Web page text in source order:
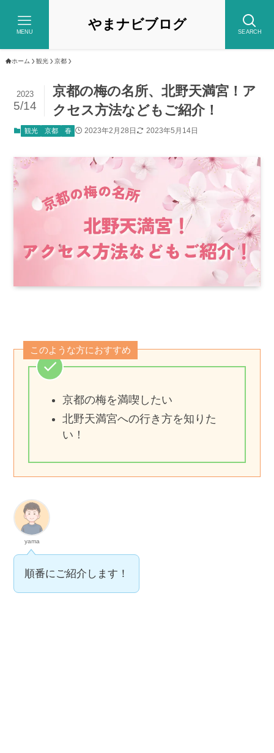
やまナビブログ SEARCH
MENU
ホーム 観光 京都
京都の梅の名所、北野天満宮！ア
クセス方法などもご紹介！
2023
5/14
観光 京都 春 2023年2月28日 2023年5月14日
このような方におすすめ
京都の梅を満喫したい
北野天満宮への行き方を知りた
い！
yama
順番にご紹介します！